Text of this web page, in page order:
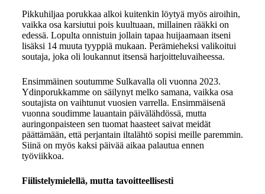
Pikkuhiljaa porukkaa alkoi kuitenkin löytyä myös airoihin,
vaikka osa karsiutui pois kuultuaan, millainen rääkki on
edessä. Lopulta onnistuin jollain tapaa huijaamaan itseni
lisäksi 14 muuta tyyppiä mukaan. Perämieheksi valikoitui
soutaja, joka oli loukannut itsensä harjoitteluvaiheessa.
Ensimmäinen soutumme Sulkavalla oli vuonna 2023.
Ydinporukkamme on säilynyt melko samana, vaikka osa
soutajista on vaihtunut vuosien varrella. Ensimmäisenä
vuonna soudimme lauantain päivälähdössä, mutta
auringonpaisteen sen tuomat haasteet saivat meidät
päättämään, että perjantain iltalähtö sopisi meille paremmin.
Siinä on myös kaksi päivää aikaa palautua ennen
työviikkoa.
Fiilistelymielellä, mutta tavoitteellisesti